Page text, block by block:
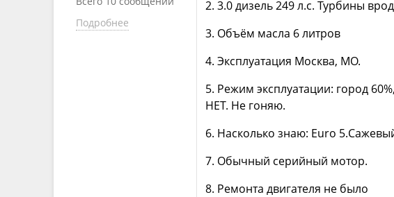
Подробнее
2. 3.0 дизель 249 л.с. Турбины
3. Объём масла 6 литров
4. Эксплуатация Москва, МО.
5. Режим эксплуатации: город
НЕТ. Не гоняю.
6. Насколько знаю: Euro
7. Обычный серийный мотор.
8. Ремонта двигателя не было